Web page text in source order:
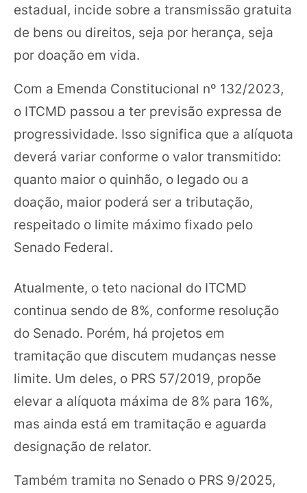
estadual, incide sobre a transmissão gratuita
de bens ou direitos, seja por herança, seja
por doação em vida.
Com a Emenda Constitucional nº 132/2023,
o ITCMD passou a ter previsão expressa de
progressividade. Isso significa que a alíquota
deverá variar conforme o valor transmitido:
quanto maior o quinhão, o legado ou a
doação, maior poderá ser a tributação,
respeitado o limite máximo fixado pelo
Senado Federal.
Atualmente, o teto nacional do ITCMD
continua sendo de 8%, conforme resolução
do Senado. Porém, há projetos em
tramitação que discutem mudanças nesse
limite. Um deles, o PRS 57/2019, propõe
elevar a alíquota máxima de 8% para 16%,
mas ainda está em tramitação e aguarda
designação de relator.
Também tramita no Senado o PRS 9/2025,